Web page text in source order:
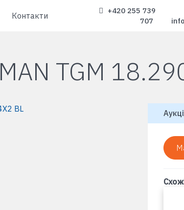
Контакти
+420 255 739
707
MAN TGM